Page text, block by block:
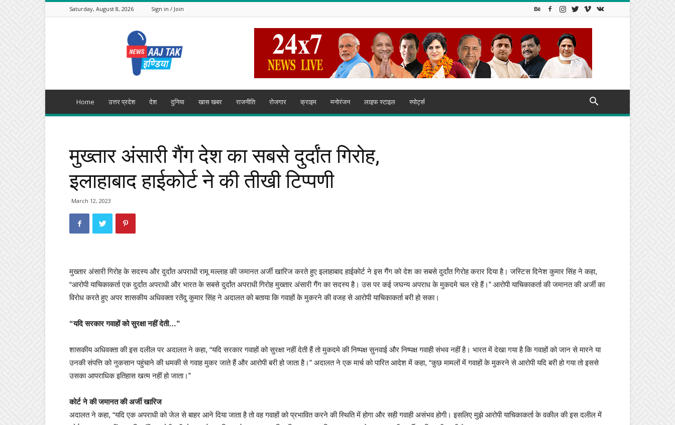
Saturday, August 8, 2026 Sign in / Join
India
Home उत्तर प्रदेश देश दुनिया खास खबर राजनीति रोजगार क्राइम मनोरंजन लाइफ स्टाइल स्पोर्ट्स
मुख्तार अंसारी गैंग देश का सबसे दुर्दांत गिरोह,
इलाहाबाद हाईकोर्ट ने की तीखी टिप्पणी
March 12, 2023
मुख्तार अंसारी गिरोह के सदस्य और दुर्दांत अपराधी रामू मल्लाह की जमानत अर्जी खारिज करते हुए इलाहाबाद हाईकोर्ट ने इस गैंग को देश का सबसे दुर्दांत गिरोह करार दिया है। जस्टिस दिनेश कुमार सिंह ने कहा,
“आरोपी याचिकाकर्ता एक दुर्दांत अपराधी और भारत के सबसे दुर्दांत अपराधी गिरोह मुख्तार अंसारी गैंग का सदस्य है। उस पर कई जघन्य अपराध के मुकदमे चल रहे हैं।” आरोपी याचिकाकर्ता की जमानत की अर्जी का
विरोध करते हुए अपर शासकीय अधिवक्ता रतेंदु कुमार सिंह ने अदालत को बताया कि गवाहों के मुकरने की वजह से आरोपी याचिकाकर्ता बरी हो सका।
“यदि सरकार गवाहों को सुरक्षा नहीं देती…”
शासकीय अधिवक्ता की इस दलील पर अदालत ने कहा, “यदि सरकार गवाहों को सुरक्षा नहीं देती हैं तो मुकदमे की निष्पक्ष सुनवाई और निष्पक्ष गवाही संभव नहीं है। भारत में देखा गया है कि गवाहों को जान से मारने या
उनकी संपत्ति को नुकसान पहुंचाने की धमकी से गवाह मुकर जाते हैं और आरोपी बरी हो जाता है।” अदालत ने एक मार्च को पारित आदेश में कहा, “कुछ मामलों में गवाहों के मुकरने से आरोपी यदि बरी हो गया तो इससे
उसका आपराधिक इतिहास खत्म नहीं हो जाता।”
कोर्ट ने की जमानत की अर्जी खारिज
अदालत ने कहा, “यदि एक अपराधी को जेल से बाहर आने दिया जाता है तो वह गवाहों को प्रभावित करने की स्थिति में होगा और सही गवाही असंभव होगी। इसलिए मुझे आरोपी याचिकाकर्ता के वकील की इस दलील में